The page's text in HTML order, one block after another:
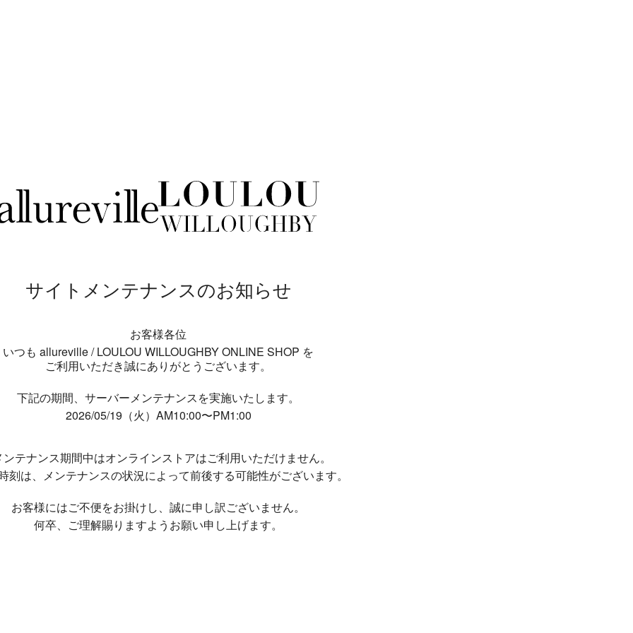
サイトメンテナンスのお知らせ
お客様各位
いつも allureville / LOULOU WILLOUGHBY ONLINE SHOP を
ご利用いただき誠にありがとうございます。
下記の期間、サーバーメンテナンスを実施いたします。
2026/05/19（火）AM10:00〜PM1:00
ンテナンス期間中はオンラインストアはご利用いただけません。
刻は、メンテナンスの状況によって前後する可能性がございます。
お客様にはご不便をお掛けし、 誠に申し訳ございません。
何卒、ご理解賜りますようお願い申し上げます。